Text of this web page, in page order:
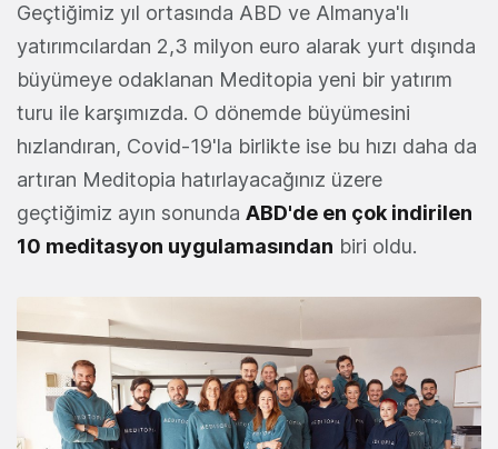
Geçtiğimiz yıl ortasında ABD ve Almanya'lı
yatırımcılardan 2,3 milyon euro alarak yurt dışında
büyümeye odaklanan Meditopia yeni bir yatırım
turu ile karşımızda. O dönemde büyümesini
hızlandıran, Covid-19'la birlikte ise bu hızı daha da
artıran Meditopia hatırlayacağınız üzere
geçtiğimiz ayın sonunda ABD'de en çok indirilen
10 meditasyon uygulamasından biri oldu.